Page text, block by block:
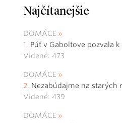
Najčítanejšie
DOMÁCE
Púť v Gaboltove pozvala
Videné: 473
DOMÁCE
Nezabúdajme na starých
Videné: 439
DOMÁCE